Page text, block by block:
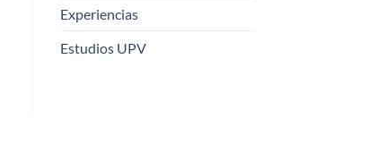
Experiencias
Estudios UPV